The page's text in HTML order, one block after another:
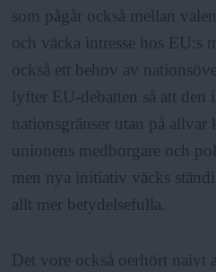
som pågår också mellan
och väcka intresse hos EU:s
också ett behov av
lyfter EU-debatten så att den
nationsgränser utan på
unionens medborgare och
men nya initiativ väcks
allt mer betydelsefulla.
Det vore också oerhört naivt